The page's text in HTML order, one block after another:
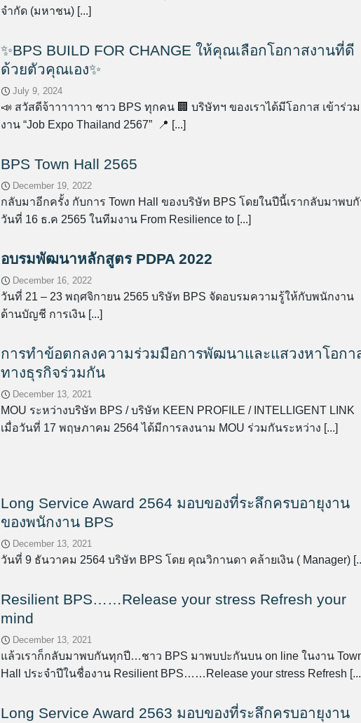
จำกัด (มหาชน) [...]
✨BPS BUILD FOR CHANGE ให้คุณเลือกโอกาสงานที่ดี
ด้วยตัวคุณเอง✨
July 9, 2024
📣 สวัสดีจ้าาาาาาา ชาว BPS ทุกคน 🏢 บริษัทฯ ของเราได้มีโอกาส เข้าร่วม
งาน “Job Expo Thailand 2567” 📍 [...]
BPS Town Hall 2565
December 19, 2022
กลับมาอีกครั้ง กับการ Town Hall ของบริษัท BPS โดยในปีนี้เรากลับมาพบ
วันที่ 16 ธ.ค 2565 ในทีมงาน From Resilience to [...]
อบรมพัฒนาหลักสูตร PDPA 2022
December 16, 2022
วันที่ 21 – 23 พฤศจิกายน 2565 บริษัท BPS จัดอบรมความรู้ให้กับพนักงาน
ด้านบัญชี การเงิน [...]
การทำข้อตกลงความร่วมมือการพัฒนาและแสวงหาโอกา
ทางธุรกิจร่วมกัน
December 13, 2021
MOU ระหว่างบริษัท BPS / บริษัท KEEN PROFILE / INTELLIGENT LINK
เมื่อวันที่ 17 พฤษภาคม 2564 ได้มีการลงนาม MOU ร่วมกันระหว่าง [...]
Long Service Award 2564 มอบของที่ระลึกครบอายุงาน
ของพนักงาน BPS
December 13, 2021
วันที่ 9 ธันวาคม 2564 บริษัท BPS โดย คุณวิกานดา คล้ายเงิน ( Manager)
Resilient BPS……Release your stress Refresh your
mind
December 13, 2021
แล้วเราก็กลับมาพบกันทุกปี…ชาว BPS มาพบปะกันบน on line ในงาน
Hall ประจำปีในชื่องาน Resilient BPS……Release your stress Refresh [...]
Long Service Award 2563 มอบของที่ระลึกครบอายุงาน